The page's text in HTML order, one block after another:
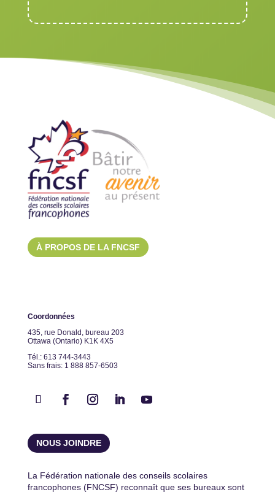
À PROPOS DE LA FNCSF
Coordonnées
435, rue Donald, bureau 203
Ottawa (Ontario) K1K 4X5
Tél.: 613 744-3443
Sans frais: 1 888 857-6503
NOUS JOINDRE
La Fédération nationale des conseils scolaires
francophones (FNCSF) reconnaît que ses bureaux sont